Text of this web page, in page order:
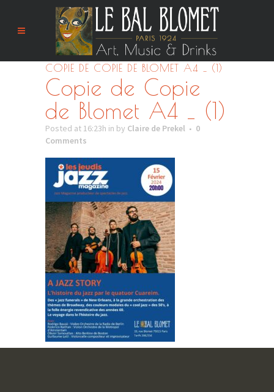
COPIE DE COPIE DE BLOMET A4 _ (1)
Copie de Copie
de Blomet A4 _ (1)
Posted at 16:23h in by Claire de Prekel
0
Comments